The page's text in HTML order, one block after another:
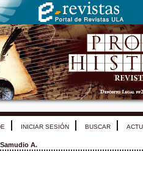
INICIAR SESIÓN BUSCAR
Samudio A.